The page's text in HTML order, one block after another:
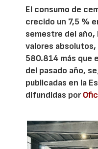
El consumo de
crecido un 7,5 %
semestre del año,
valores
580.814 más que
del pasado año,
publicadas en la
difundidas por